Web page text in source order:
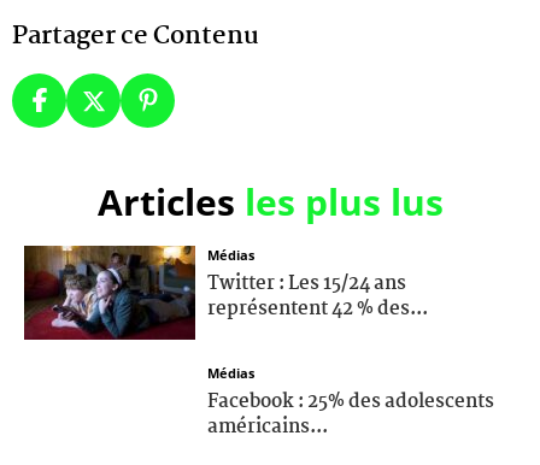
Partager ce Contenu
Articles les plus lus
Médias
Twitter : Les 15/24 ans
représentent 42 % des...
Médias
Facebook : 25% des adolescents
américains...